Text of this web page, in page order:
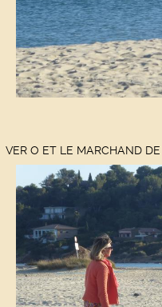
VER O ET LE MARCHAND